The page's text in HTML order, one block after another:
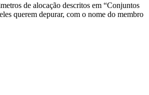
de alocação descritos em
Conjuntos
querem depurar, com o nome do membro